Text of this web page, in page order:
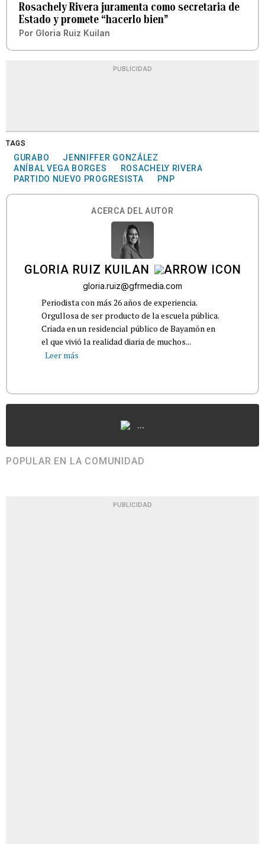
Rosachely Rivera juramenta como secretaria de
Estado y promete “hacerlo bien”
Por Gloria Ruiz Kuilan
PUBLICIDAD
TAGS
GURABO
JENNIFFER GONZÁLEZ
ANÍBAL VEGA BORGES
ROSACHELY RIVERA
PARTIDO NUEVO PROGRESISTA
PNP
ACERCA DEL AUTOR
GLORIA RUIZ KUILAN
gloria.ruiz@gfrmedia.com
Periodista con más 26 años de experiencia.
Orgullosa de ser producto de la escuela pública.
Criada en un residencial público de Bayamón en
el que vivió la realidad diaria de muchos...
Leer más
...
POPULAR EN LA COMUNIDAD
PUBLICIDAD